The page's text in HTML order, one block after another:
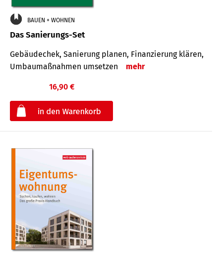
BAUEN + WOHNEN
Das Sanierungs-Set
Gebäudechek, Sanierung planen, Finanzierung klären,
Umbaumaßnahmen umsetzen
mehr
16,90 €